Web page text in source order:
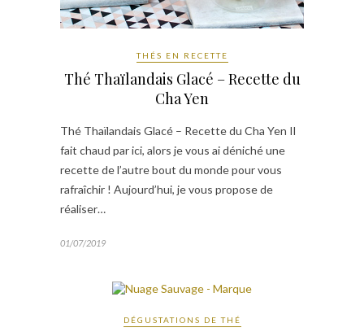
THÉS EN RECETTE
Thé Thaïlandais Glacé – Recette du
Cha Yen
Thé Thaïlandais Glacé – Recette du Cha Yen Il
fait chaud par ici, alors je vous ai déniché une
recette de l’autre bout du monde pour vous
rafraîchir ! Aujourd’hui, je vous propose de
réaliser…
01/07/2019
DÉGUSTATIONS DE THÉ